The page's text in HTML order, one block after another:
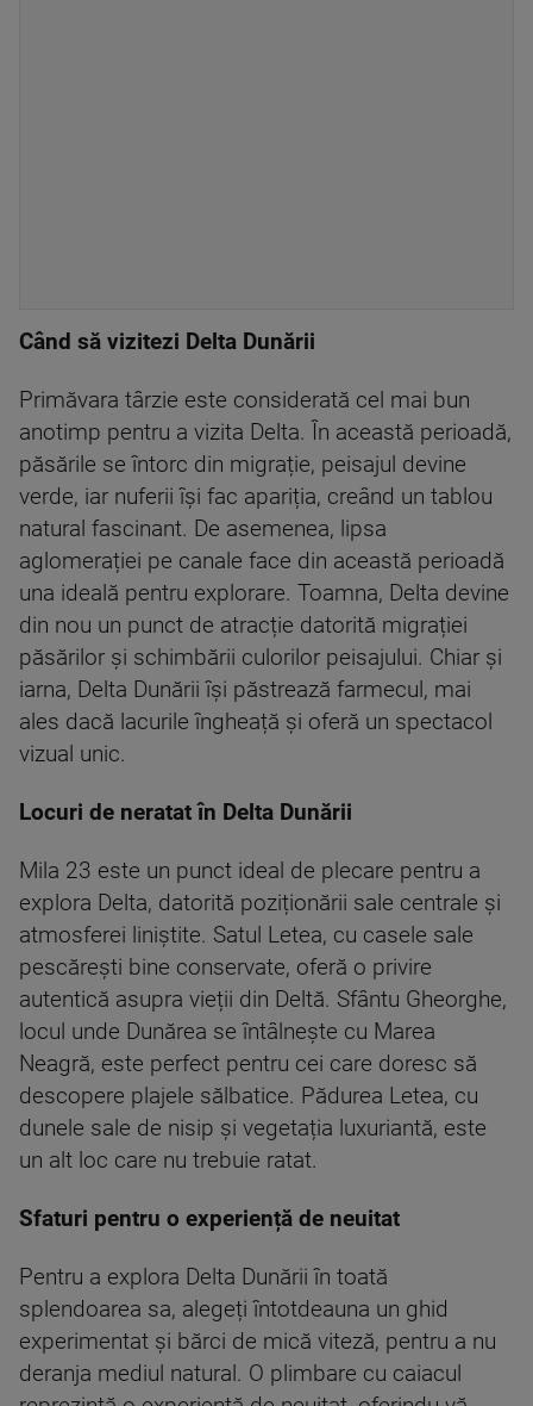
Când să vizitezi Delta Dunării
Primăvara târzie este considerată cel mai bun
anotimp pentru a vizita Delta. În această perioadă,
păsările se întorc din migrație, peisajul devine
verde, iar nuferii își fac apariția, creând un tablou
natural fascinant. De asemenea, lipsa
aglomerației pe canale face din această perioadă
una ideală pentru explorare. Toamna, Delta devine
din nou un punct de atracție datorită migrației
păsărilor și schimbării culorilor peisajului. Chiar și
iarna, Delta Dunării își păstrează farmecul, mai
ales dacă lacurile îngheață și oferă un spectacol
vizual unic.
Locuri de neratat în Delta Dunării
Mila 23 este un punct ideal de plecare pentru a
explora Delta, datorită poziționării sale centrale și
atmosferei liniștite. Satul Letea, cu casele sale
pescărești bine conservate, oferă o privire
autentică asupra vieții din Deltă. Sfântu Gheorghe,
locul unde Dunărea se întâlnește cu Marea
Neagră, este perfect pentru cei care doresc să
descopere plajele sălbatice. Pădurea Letea, cu
dunele sale de nisip și vegetația luxuriantă, este
un alt loc care nu trebuie ratat.
Sfaturi pentru o experiență de neuitat
Pentru a explora Delta Dunării în toată
splendoarea sa, alegeți întotdeauna un ghid
experimentat și bărci de mică viteză, pentru a nu
deranja mediul natural. O plimbare cu caiacul